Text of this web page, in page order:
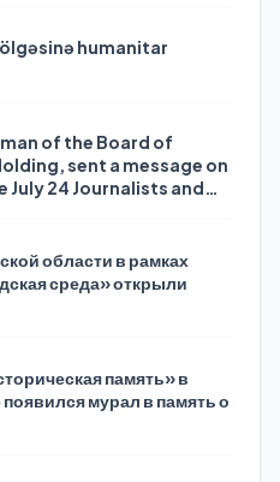
humanitar
of the Board of
sent a message on
24 Journalists and
области в рамках
среда» открыли
память» в
мурал в память о